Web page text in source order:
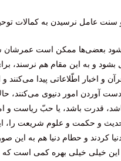
سنت عامل نرسیدن به كمالات
بعضی‌ها ممكن است
بشود و به این مقام هم نرسند،
و اخبار اطّلاعاتی پیدا می‌كنند و
آوردن امور دنیوی می‌كنند،
قدرت باشد، یا حبّ ریاست و
و حكمت و علوم شریعت را،
كردند و حطام دنیا هم به این
خیلی خیلی بهره كمی است كه